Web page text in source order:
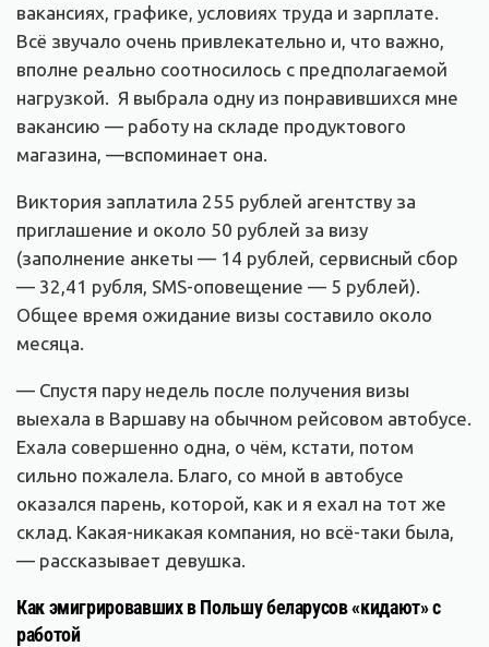
вакансиях, графике, условиях труда и зарплате.
Всё звучало очень привлекательно и, что важно,
вполне реально соотносилось с предполагаемой
нагрузкой. Я выбрала одну из понравившихся мне
вакансию — работу на складе продуктового
магазина, —вспоминает она.
Виктория заплатила 255 рублей агентству за
приглашение и около 50 рублей за визу
(заполнение анкеты — 14 рублей, сервисный сбор
— 32,41 рубля, SMS-оповещение — 5 рублей).
Общее время ожидание визы составило около
месяца.
— Спустя пару недель после получения визы
выехала в Варшаву на обычном рейсовом автобусе.
Ехала совершенно одна, о чём, кстати, потом
сильно пожалела. Благо, со мной в автобусе
оказался парень, которой, как и я ехал на тот же
склад. Какая-никакая компания, но всё-таки была,
— рассказывает девушка.
Как эмигрировавших в Польшу беларусов «кидают» с
работой